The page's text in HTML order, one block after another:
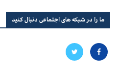
ما را در شبکه های اجتماعی دنبال کنید